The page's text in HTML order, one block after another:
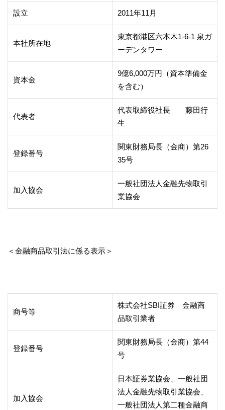
設立 2011年11月
本社所在地
東京都港区六本木1-6-1 泉ガ
ーデンタワー
資本金
9億6,000万円（資本準備金
を含む）
代表者
代表取締役社長 藤田行
生
登録番号
関東財務局長（金商）第26
35号
加入協会
一般社団法人金融先物取引
業協会
＜金融商品取引法に係る表示＞
商号等
株式会社SBI証券 金融商
品取引業者
登録番号
関東財務局長（金商）第44
号
加入協会
日本証券業協会、一般社団
法人金融先物取引業協会、
一般社団法人第二種金融商